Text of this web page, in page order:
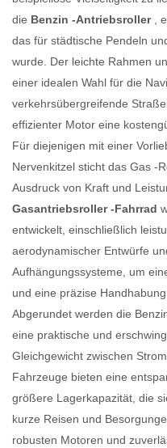
die Benzin -Antriebsroller ,
das für städtische Pendeln
wurde. Der leichte Rahmen
einer idealen Wahl für die
verkehrsübergreifende
effizienter Motor eine
Für diejenigen mit einer
Nervenkitzel sticht das Gas -
Ausdruck von Kraft und
Gasantriebsroller -Fahrrad
entwickelt, einschließlich
aerodynamischer Entwürfe
Aufhängungssysteme, um
und eine präzise
Abgerundet werden die
eine praktische und
Gleichgewicht zwischen
Fahrzeuge bieten eine
größere Lagerkapazität, die
kurze Reisen und
robusten Motoren und